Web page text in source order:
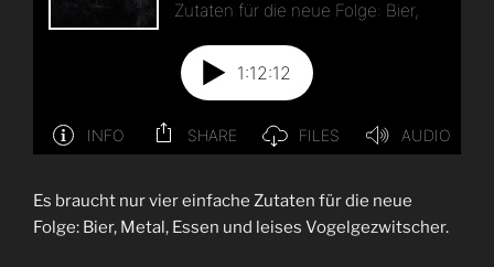
Es braucht nur vier einfache Zutaten für die neue
Folge: Bier, Metal, Essen und leises Vogelgezwitscher.